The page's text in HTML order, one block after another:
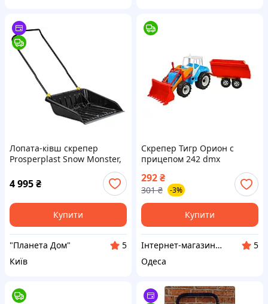
Лопата-ківш скрепер
Prosperplast Snow Monster,
74,5х135 см, ковш пластик,
ручка метал
4 995₴
Купити
"Планета Дом"
5
Київ
Скрепер Тигр Орион с
прицепом 242 dmx
292₴
301 ₴ -3%
Купити
Інтернет-магазин "Domax"
5
Одеса